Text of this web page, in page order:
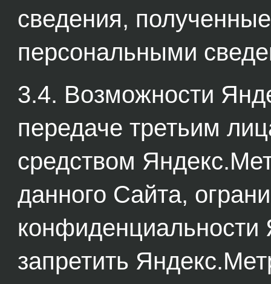
сведения,
персональными
3.4. Возможности
передаче третьим
средством
данного Сайта,
запретить